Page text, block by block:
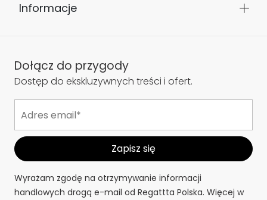
Informacje
Dołącz do przygody
Dostęp do ekskluzywnych treści i ofert.
Wyrażam zgodę na otrzymywanie informacji
handlowych drogą e-mail od Regattta Polska. Więcej w